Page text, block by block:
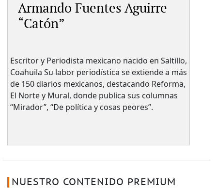
Armando Fuentes Aguirre
“Catón”
Escritor y Periodista mexicano nacido en Saltillo,
Coahuila Su labor periodística se extiende a más
de 150 diarios mexicanos, destacando Reforma,
El Norte y Mural, donde publica sus columnas
“Mirador”, “De política y cosas peores”.
NUESTRO CONTENIDO PREMIUM